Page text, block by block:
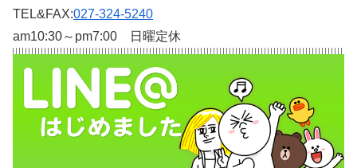
TEL&FAX:027-324-5240
am10:30～pm7:00 日曜定休